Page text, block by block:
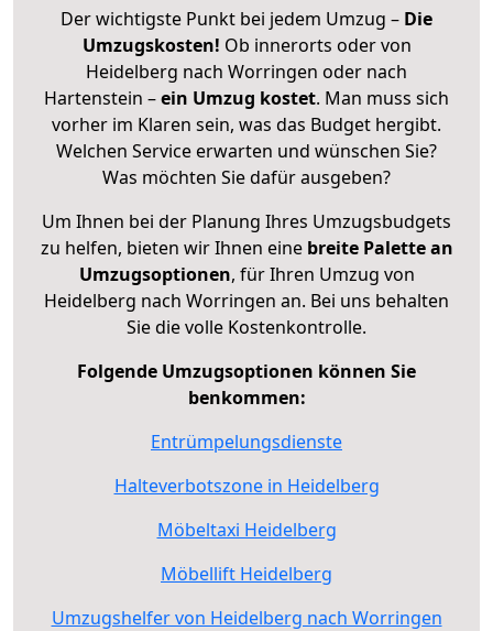
Der wichtigste Punkt bei jedem Umzug – Die
Umzugskosten! Ob innerorts oder von
Heidelberg nach Worringen oder nach
Hartenstein –ein Umzug kostet. Man muss sich
vorher im Klaren sein, was das Budget hergibt.
Welchen Service erwarten und wünschen Sie?
Was möchten Sie dafür ausgeben?
Um Ihnen bei der Planung Ihres Umzugsbudgets
zu helfen, bieten wir Ihnen eine breite Palette an
Umzugsoptionen, für Ihren Umzug von
Heidelberg nach Worringen an. Bei uns behalten
Sie die volle Kostenkontrolle.
Folgende Umzugsoptionen können Sie
benkommen:
Entrümpelungsdienste
Halteverbotszone in Heidelberg
Möbeltaxi Heidelberg
Möbellift Heidelberg
Umzugshelfer von Heidelberg nach Worringen